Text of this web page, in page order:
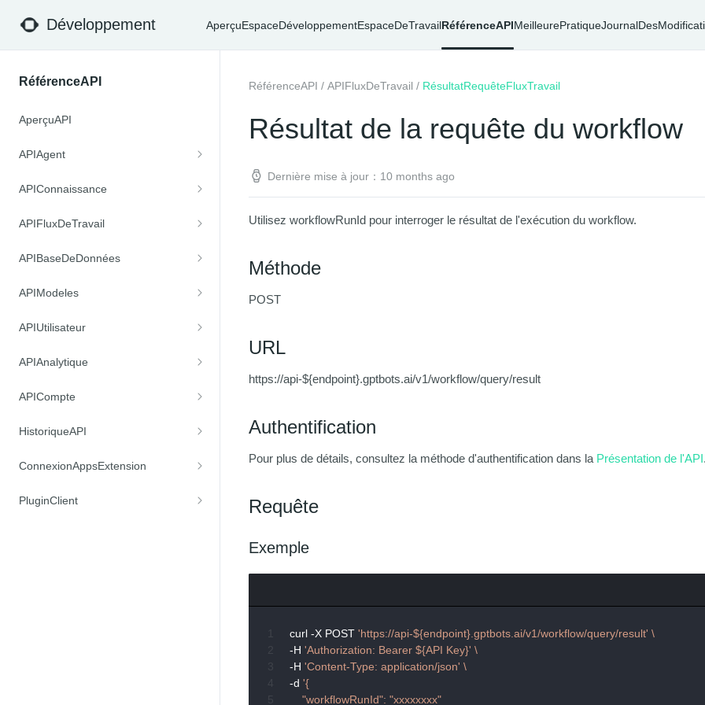
Développement AperçuEspaceDéveloppementEspaceDeTravailRéférenceAPIMeilleurePratique
RéférenceAPI
AperçuAPI
APIAgent
APIConnaissance
APIFluxDeTravail
APIBaseDeDonnées
APIModeles
APIUtilisateur
APIAnalytique
APICompte
HistoriqueAPI
ConnexionAppsExtension
PluginClient
RéférenceAPI / APIFluxDeTravail / RésultatRequêteFluxTravail
Résultat de la requête du workflow
Dernière mise à jour：10 months ago
Utilisez workflowRunId pour interroger le résultat de l'exécution du workflow.
Méthode
POST
URL
https://api-${endpoint}.gptbots.ai/v1/workflow/query/result
Authentification
Pour plus de détails, consultez la méthode d'authentification dans la Présentation de l'API
Requête
Exemple
curl -X POST 'https://api-${endpoint}.gptbots.ai/v1/workflow/query/result' \
-H 'Authorization: Bearer ${API Key}' \
-H 'Content-Type: application/json' \
-d '{
    "workflowRunId": "xxxxxxxx"